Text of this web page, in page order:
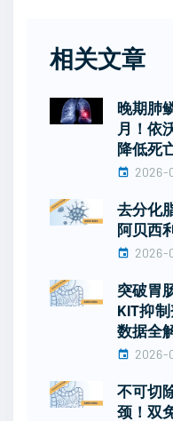
相关文章
晚期肺
月！依
降低死
2026-
去分化
阿贝西
2026-
突破胃
KIT抑
数据全
2026-
不可切
颈！双